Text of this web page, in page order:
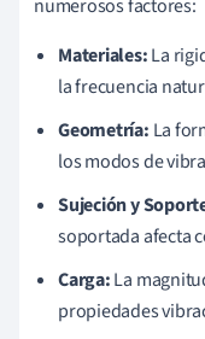
numerosos factores:
Materiales:La
la frecuencia
Geometría: La
los modos de
Sujeción y
soportada afecta
Carga:La
propiedades